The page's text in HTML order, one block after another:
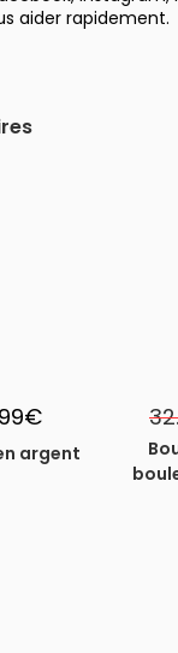
aider rapidement.
:
€Le
prix
actuel
est :
argent